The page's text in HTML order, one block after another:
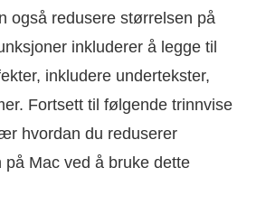
også redusere størrelsen på
inkluderer å legge til
inkludere undertekster,
Fortsett til følgende trinnvise
hvordan du reduserer
Mac ved å bruke dette